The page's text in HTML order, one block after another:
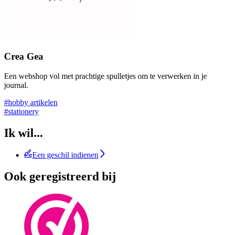
Crea Gea
Een webshop vol met prachtige spulletjes om te verwerken in je
journal.
#hobby artikelen
#stationery
Ik wil...
Een geschil indienen
Ook geregistreerd bij